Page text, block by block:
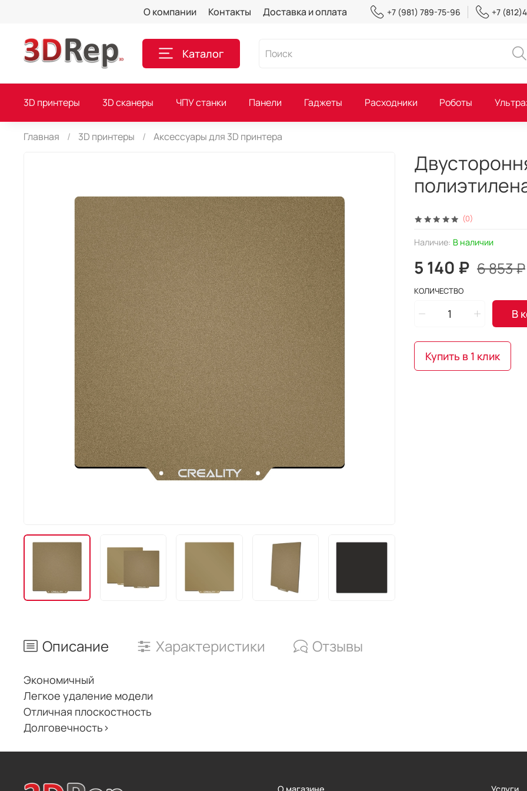
О компании Контакты Доставка и оплата +7 (981) 789-75-96 +7
Каталог
3D принтеры 3D сканеры ЧПУ станки Панели Гаджеты Расходники Роботы
Главная 3D принтеры Аксессуaры для 3D принтера
(0)
Наличие: В наличии
5 140 ₽ 6 853 ₽
КОЛИЧЕСТВО
В
Купить в 1 клик
Описание Характеристики Отзывы
Экономичный
Легкое удаление модели
Отличная плоскостность
Долговечность>